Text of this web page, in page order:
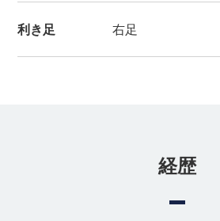
利き足 右足
経歴